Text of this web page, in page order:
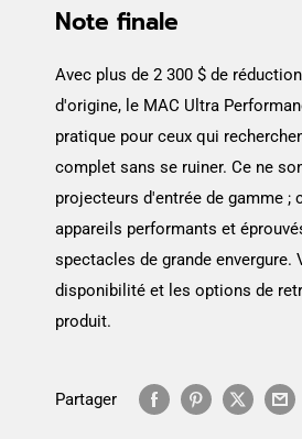
Note finale
Avec plus de 2 300 $ de
d'origine, le MAC Ultra
pratique pour ceux qui
complet sans se ruiner. Ce ne
projecteurs d'entrée de gamme ;
appareils performants et
spectacles de grande envergure.
disponibilité et les options de
produit.
Partager